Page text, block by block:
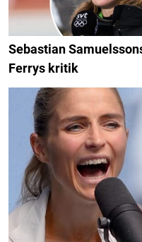
Sebastian
Ferrys kritik